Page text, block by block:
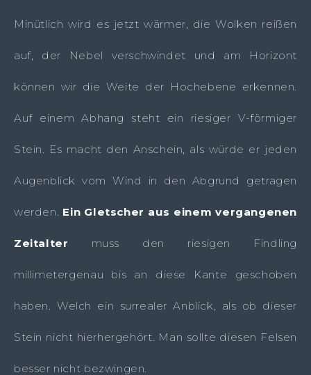
Minütlich wird es jetzt wärmer, die Wolken reißen
auf, der Nebel verschwindet und am Horizont
können wir die Weite der Hochebene erkennen.
Auf einem Abhang steht ein riesiger V-förmiger
Stein. Es macht den Anschein, als würde er jeden
Augenblick vom Wind in den Abgrund getragen
werden. Ein Gletscher aus einem vergangenen
Zeitalter muss den riesigen Findling
millimetergenau bis an diese Kante geschoben
haben. Welch ein surrealer Anblick, als ob dieser
Stein nicht hierhergehört. Man sollte diesen Felsen
besser nicht bezwingen.